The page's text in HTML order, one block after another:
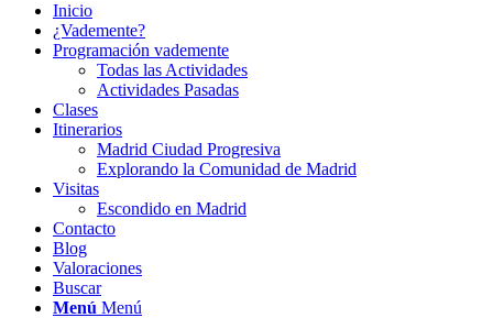
Inicio
¿Vademente?
Programación vademente
Todas las Actividades
Actividades Pasadas
Clases
Itinerarios
Madrid Ciudad Progresiva
Explorando la Comunidad de Madrid
Visitas
Escondido en Madrid
Contacto
Blog
Valoraciones
Buscar
Menú Menú